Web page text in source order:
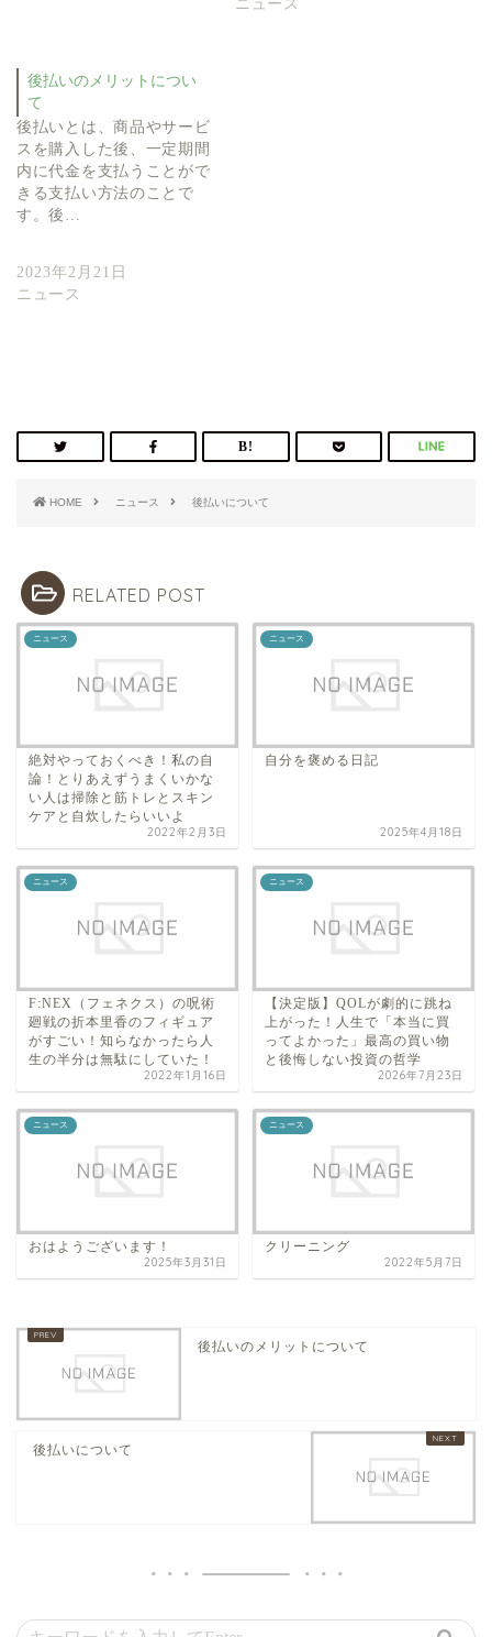
ニュース
後払いのメリットについ
て
後払いとは、商品やサービ
スを購入した後、一定期間
内に代金を支払うことがで
きる支払い方法のことで
す。後…
2023年2月21日
ニュース
HOME ニュース 後払いについて
RELATED POST
ニュース
絶対やっておくべき！私の自
論！とりあえずうまくいかな
い人は掃除と筋トレとスキン
ケアと自炊したらいいよ
2022年2月3日
ニュース
自分を褒める日記
2025年4月18日
ニュース
F:NEX（フェネクス）の呪術
廻戦の折本里香のフィギュア
がすごい！知らなかったら人
生の半分は無駄にしていた！
2022年1月16日
ニュース
【決定版】QOLが劇的に跳ね
上がった！人生で「本当に買
ってよかった」最高の買い物
と後悔しない投資の哲学
2026年7月23日
ニュース
おはようございます！
2025年3月31日
ニュース
クリーニング
2022年5月7日
後払いのメリットについて
後払いについて